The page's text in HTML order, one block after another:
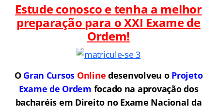
Estude conosco e tenha a melhor
preparação para oXXI Exame de
Ordem!
O Gran Cursos Online desenvolveu o Projeto
Exame de Ordem focado na aprovação dos
bacharéis em Direito no Exame Nacional da